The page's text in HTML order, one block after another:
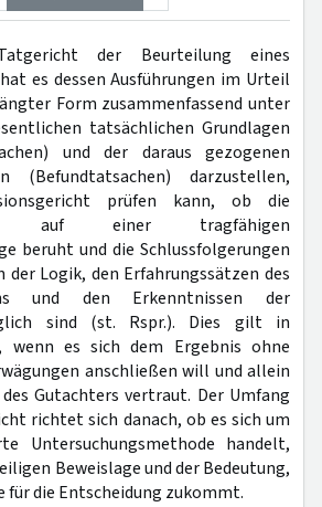
der Beurteilung eines
es dessen Ausführungen im Urteil
Form zusammenfassend unter
tatsächlichen Grundlagen
und der daraus gezogenen
(Befundtatsachen) darzustellen,
prüfen kann, ob die
auf einer tragfähigen
beruht und die Schlussfolgerungen
der Logik, den Erfahrungssätzen des
und den Erkenntnissen der
sind (st. Rspr.). Dies gilt in
wenn es sich dem Ergebnis ohne
anschließen will und allein
Gutachters vertraut. Der Umfang
richtet sich danach, ob es sich um
Untersuchungsmethode handelt,
Beweislage und der Bedeutung,
für die Entscheidung zukommt.